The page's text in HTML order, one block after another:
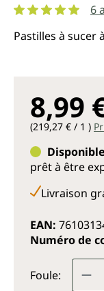
6
Pastilles à sucer
8,99
(219,27 € / 1 )
prêt à être
Livraison
EAN:
Numéro de
Foule: